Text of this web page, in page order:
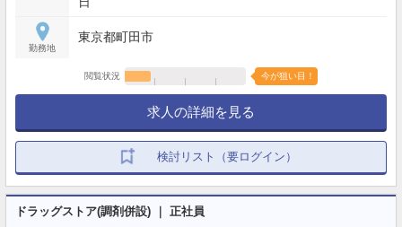
勤務地
東京都町田市
閲覧状況 今が狙い目！
求人の詳細を見る
検討リスト（要ログイン）
ドラッグストア(調剤併設) ｜ 正社員